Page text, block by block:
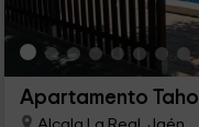
Apartamento